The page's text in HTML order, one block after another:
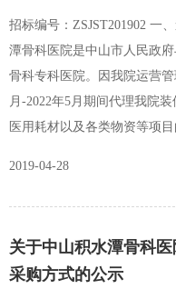
起7个工作日内，以书面形式
管理处2019年4月29日
招标编号：ZSJST201902 一、遴选招标代理机构的考察内容 中山积水
潭骨科医院是中山市人民政
骨科专科医院。因我院运营
月-2022年5月期间代理我院
医用耗材以及各类物资等项
其约定的服务年限内，我院
方式 （一）服务范围 第一包：设备及耗材类，服务范围：负责我院的
医疗设备或其他设备、医用耗
2019-04-28
关于中山积水潭骨科
采购方式的公示